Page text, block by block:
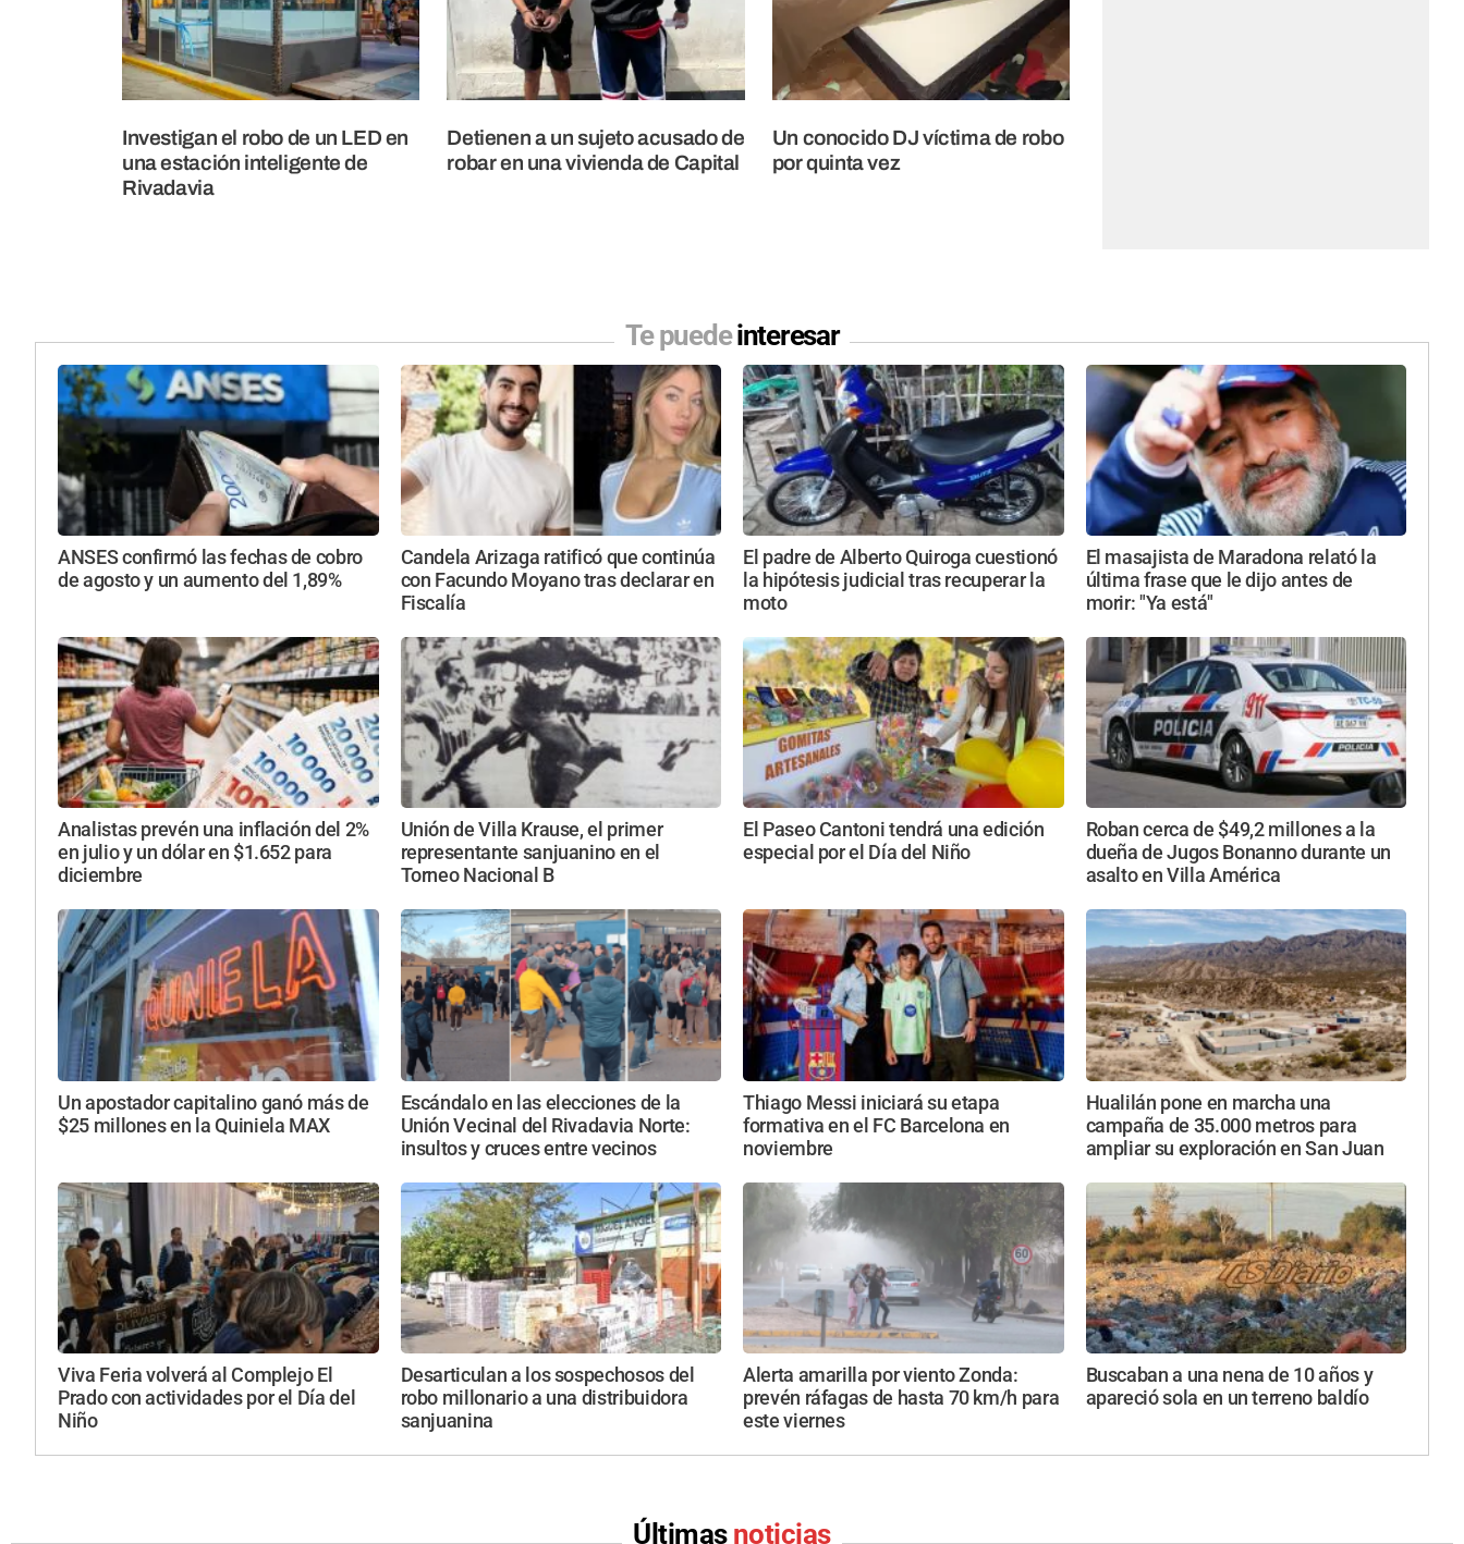
Investigan el robo de un LED en
una estación inteligente de
Rivadavia
Detienen a un sujeto acusado de
robar en una vivienda de Capital
Un conocido DJ víctima de robo
por quinta vez
Te puedeinteresar
ANSES confirmó las fechas de cobro
de agosto y un aumento del 1,89%
Candela Arizaga ratificó que continúa
con Facundo Moyano tras declarar en
Fiscalía
El padre de Alberto Quiroga cuestionó
la hipótesis judicial tras recuperar la
moto
El masajista de Maradona relató la
última frase que le dijo antes de
morir: "Ya está"
Analistas prevén una inflación del 2%
en julio y un dólar en $1.652 para
diciembre
Unión de Villa Krause, el primer
representante sanjuanino en el
Torneo Nacional B
El Paseo Cantoni tendrá una edición
especial por el Día del Niño
Roban cerca de $49,2 millones a la
dueña de Jugos Bonanno durante un
asalto en Villa América
Un apostador capitalino ganó más de
$25 millones en la Quiniela MAX
Escándalo en las elecciones de la
Unión Vecinal del Rivadavia Norte:
insultos y cruces entre vecinos
Thiago Messi iniciará su etapa
formativa en el FC Barcelona en
noviembre
Hualilán pone en marcha una
campaña de 35.000 metros para
ampliar su exploración en San Juan
Viva Feria volverá al Complejo El
Prado con actividades por el Día del
Niño
Desarticulan a los sospechosos del
robo millonario a una distribuidora
sanjuanina
Alerta amarilla por viento Zonda:
prevén ráfagas de hasta 70 km/h para
este viernes
Buscaban a una nena de 10 años y
apareció sola en un terreno baldío
Últimas noticias